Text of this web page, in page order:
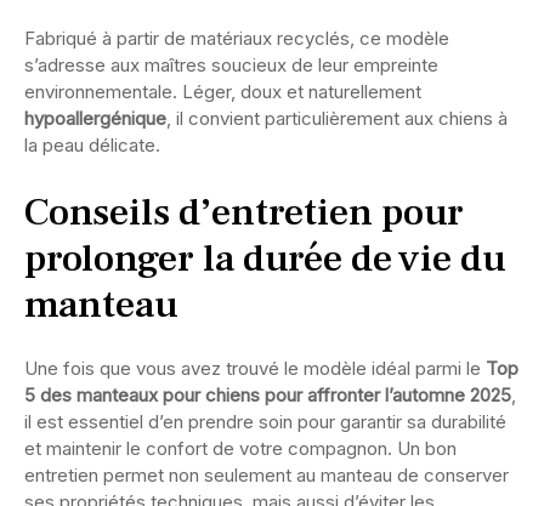
Fabriqué à partir de matériaux recyclés, ce modèle
s’adresse aux maîtres soucieux de leur empreinte
environnementale. Léger, doux et naturellement
hypoallergénique , il convient particulièrement aux chiens à
la peau délicate.
Conseils d’entretien pour
prolonger la durée de vie du
manteau
Une fois que vous avez trouvé le modèle idéal parmi le Top
5 des manteaux pour chiens pour affronter l’automne 2025
il est essentiel d’en prendre soin pour garantir sa durabilité
et maintenir le confort de votre compagnon. Un bon
entretien permet non seulement au manteau de conserver
ses propriétés techniques, mais aussi d’éviter les